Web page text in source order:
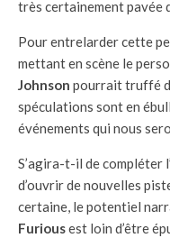
très certainement pavée
Pour entrelarder cette
mettant en scène le
Johnson pourrait truffé
spéculations sont en
événements qui nous
S’agira-t-il de compléter
d’ouvrir de nouvelles
certaine, le potentiel
Furiousest loin d’être